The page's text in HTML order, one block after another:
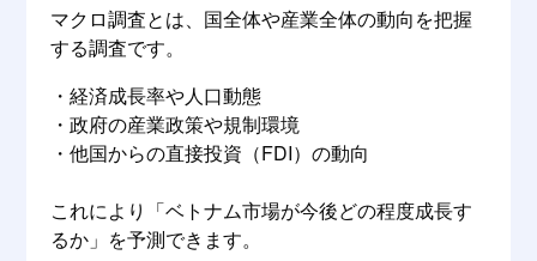
マクロ調査とは、国全体や産業全体の動向を把握
する調査です。
・経済成長率や人口動態
・政府の産業政策や規制環境
・他国からの直接投資（FDI）の動向
これにより「ベトナム市場が今後どの程度成長す
るか」を予測できます。